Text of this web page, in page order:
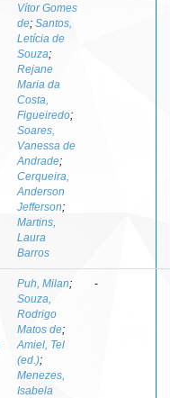
Vítor Gomes
de; Santos,
Letícia de
Souza;
Rejane
Maria da
Costa,
Figueiredo;
Soares,
Vanessa de
Andrade;
Cerqueira,
Anderson
Jefferson;
Martins,
Laura
Barros
Puh, Milan;
Souza,
Rodrigo
Matos de;
Amiel, Tel
(ed.);
Menezes,
Isabela
-